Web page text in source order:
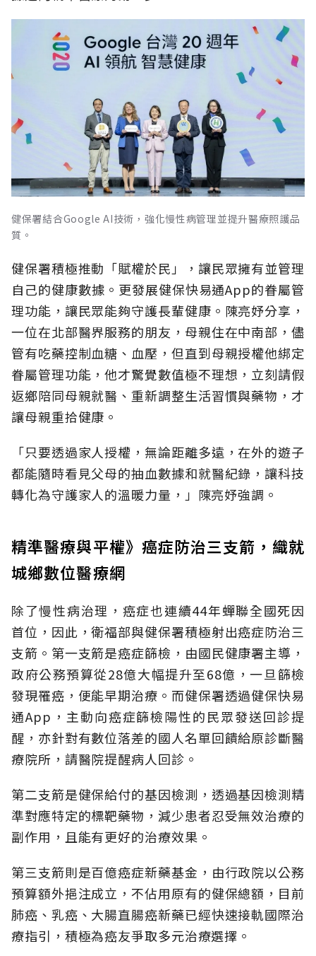
健保署結合Google AI技術，強化慢性病管理並提升醫療照護品
質。
健保署積極推動「賦權於民」，讓民眾擁有並管理
自己的健康數據。更發展健保快易通App的眷屬管
理功能，讓民眾能夠守護長輩健康。陳亮妤分享，
一位在北部醫界服務的朋友，母親住在中南部，儘
管有吃藥控制血糖、血壓，但直到母親授權他綁定
眷屬管理功能，他才驚覺數值極不理想，立刻請假
返鄉陪同母親就醫、重新調整生活習慣與藥物，才
讓母親重拾健康。
「只要透過家人授權，無論距離多遠，在外的遊子
都能隨時看見父母的抽血數據和就醫紀錄，讓科技
轉化為守護家人的溫暖力量，」陳亮妤強調。
精準醫療與平權》癌症防治三支箭，織就
城鄉數位醫療網
除了慢性病治理，癌症也連續44年蟬聯全國死因
首位，因此，衛福部與健保署積極射出癌症防治三
支箭。第一支箭是癌症篩檢，由國民健康署主導，
政府公務預算從28億大幅提升至68億，一旦篩檢
發現罹癌，便能早期治療。而健保署透過健保快易
通App，主動向癌症篩檢陽性的民眾發送回診提
醒，亦針對有數位落差的國人名單回饋給原診斷醫
療院所，請醫院提醒病人回診。
第二支箭是健保給付的基因檢測，透過基因檢測精
準對應特定的標靶藥物，減少患者忍受無效治療的
副作用，且能有更好的治療效果。
第三支箭則是百億癌症新藥基金，由行政院以公務
預算額外挹注成立，不佔用原有的健保總額，目前
肺癌、乳癌、大腸直腸癌新藥已經快速接軌國際治
療指引，積極為癌友爭取多元治療選擇。